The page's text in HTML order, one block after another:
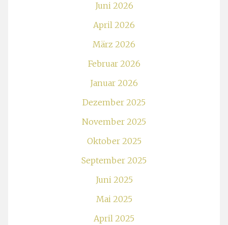
Juni 2026
April 2026
März 2026
Februar 2026
Januar 2026
Dezember 2025
November 2025
Oktober 2025
September 2025
Juni 2025
Mai 2025
April 2025